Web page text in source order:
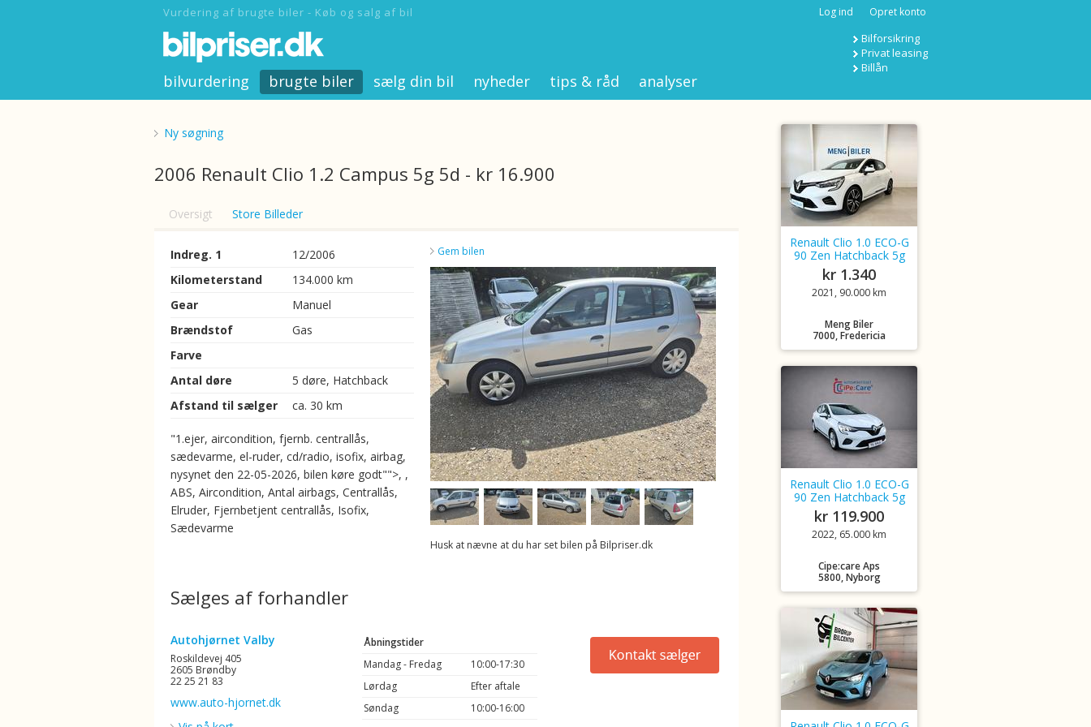
Vurdering af brugte biler - Køb og salg af bil Log ind Opret konto
Bilforsikring
Privat leasing
Billån
bilvurdering brugte biler sælg din bil nyheder tips & råd analyser
Ny søgning
2006 Renault Clio 1.2 Campus 5g 5d - kr 16.900
Oversigt Store Billeder
Indreg. 1
12/2006
Kilometerstand
134.000 km
Gear
Manuel
Brændstof
Gas
Farve
Antal døre
5 døre, Hatchback
Afstand til sælger
ca. 30 km
"1.ejer, aircondition, fjernb. centrallås,
sædevarme, el-ruder, cd/radio, isofix, airbag,
nysynet den 22-05-2026, bilen køre godt"">, ,
ABS, Aircondition, Antal airbags, Centrallås,
Elruder, Fjernbetjent centrallås, Isofix,
Sædevarme
Gem bilen
Husk at nævne at du har set bilen på Bilpriser.dk
Sælges af forhandler
Autohjørnet Valby
Roskildevej 405
2605 Brøndby
22 25 21 83
www.auto-hjornet.dk
Åbningstider
Mandag - Fredag
10:00-17:30
Lørdag
Efter aftale
Søndag
10:00-16:00
Renault Clio 1.0 ECO-G
90 Zen Hatchback 5g
kr 1.340
2021, 90.000 km
Meng Biler
7000, Fredericia
Renault Clio 1.0 ECO-G
90 Zen Hatchback 5g
kr 119.900
2022, 65.000 km
Cipe:care Aps
5800, Nyborg